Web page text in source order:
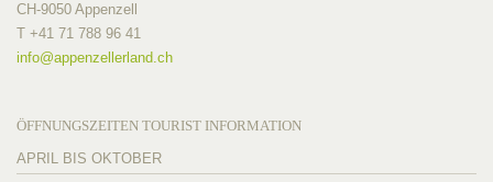
CH-9050 Appenzell
T +41 71 788 96 41
info@appenzellerland.ch
ÖFFNUNGSZEITEN TOURIST INFORMATION
APRIL BIS OKTOBER